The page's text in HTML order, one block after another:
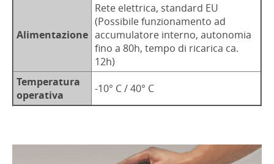
Alimentazione
Rete elettrica, standard EU
(Possibile funzionamento ad
accumulatore interno, autonomia
fino a 80h, tempo di ricarica ca.
12h)
Temperatura
operativa
-10° C / 40° C